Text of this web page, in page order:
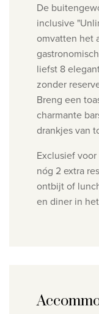
De
inclusive
omvatten het
liefst 8
zonder
Breng een
charmante
drankjes van
Exclusief
nóg 2 extra
ontbijt of
en diner in